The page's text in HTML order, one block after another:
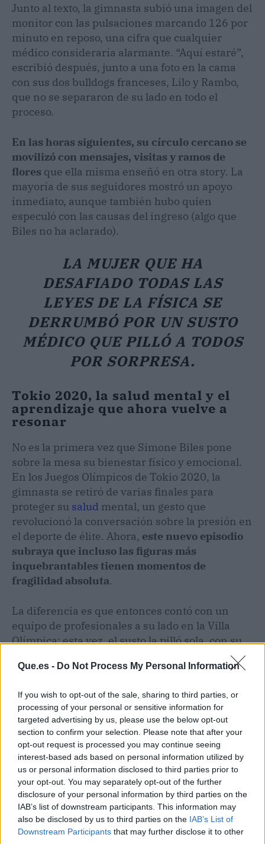
Que.es - Do Not Process My Personal Information
If you wish to opt-out of the sale, sharing to third parties, or
processing of your personal or sensitive information for
targeted advertising by us, please use the below opt-out
section to confirm your selection. Please note that after your
opt-out request is processed you may continue seeing
interest-based ads based on personal information utilized by
us or personal information disclosed to third parties prior to
your opt-out. You may separately opt-out of the further
disclosure of your personal information by third parties on the
IAB’s list of downstream participants. This information may
also be disclosed by us to third parties on the IAB’s List of
Downstream Participants that may further disclose it to other
Junto al texto, la gimnasta subió una imagen del
monitor con las pulsaciones marcando 126 por
minuto en reposo, una cifra que cualquier
médico consideraría alarmante. “Aquí estaré”,
escribió después, junto a una foto en la cama
con sus dos bulldogs franceses, Lilo y Rambo,
que no se separaron de su lado en todo el
proceso.
En las horas siguientes, su círculo cercano se
movilizó con mensajes, visitas y ramos de
flores que ella misma enseñó en otra story. La
mayoría de sus seguidores mostró un apoyo
inmediato, aunque también hubo quien
especuló con las causas del ingreso (algo que
Biles no ha aclarado).
LA MUJER QUE HA
DESAFIADO TODAS LAS
LEYES DE LA FÍSICA SE
DERRUMBÓ POR UN SUSTO
MÉDICO QUE PILLÓ A TODOS
POR SORPRESA.
Tokio 2020, la salud mental y el
aprendizaje que ahora vuelve a
resonar
No es la primera vez que Simone Biles pone
sobre la mesa su bienestar físico y emocional.
En los Juegos Olímpicos de Tokio 2020, la
gimnasta se retiró de varias finales para
proteger su salud mental, un gesto que
revolucionó la conversación sobre la presión en
el deporte de élite. Ahora, este nuevo episodio
subraya que incluso las figuras más
inquebrantables tienen momentos de
fragilidad absoluta.
La diferencia es que entonces contó con un
equipo de profesionales a su lado en la Villa
Olímpica; esta vez, el susto la pilló sola, con su
La publicación,
más que una confesión, es un recordatorio de
parar .
Quizá por eso medio internet le ha respondido
con una oleada de cariño que rara vez se ve en
las redes. Al cierre de esta edición, las stories ya
habían rebasado los dos millones de
visualizaciones y los comentarios en otros
perfiles compartiendo la noticia no dejaban de
crecer.